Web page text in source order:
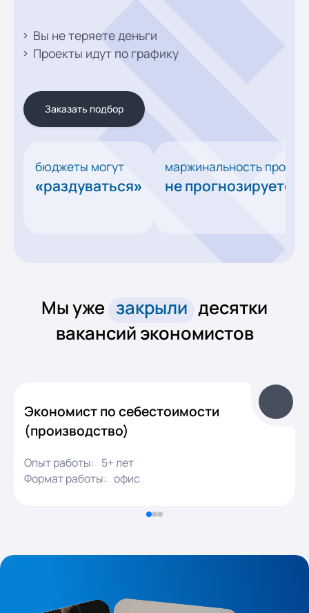
Вы не теряете деньги
Проекты идут по графику
Заказать подбор
бюджеты могут
«раздуваться»
маржинальность
не прогнозируется
Мы уже закрыли десятки
вакансий экономистов
Экономист по себестоимости
(производство)
Опыт работы: 5+ лет
Формат работы: офис